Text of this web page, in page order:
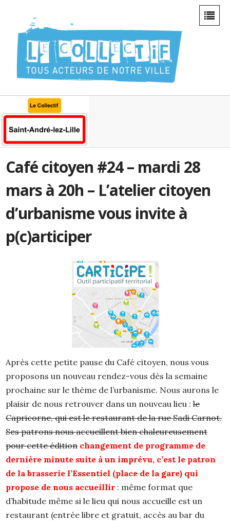
Café citoyen #24 – mardi 28
mars à 20h – L’atelier citoyen
d’urbanisme vous invite à
p(c)articiper
Après cette petite pause du Café citoyen, nous vous
proposons un nouveau rendez-vous dès la semaine
prochaine sur le thème de l’urbanisme. Nous aurons le
plaisir de nous retrouver dans un nouveau lieu : le
Capricorne, qui est le restaurant de la rue Sadi Carnot.
Ses patrons nous accueillent bien chaleureusement
pour cette édition changement de programme de
dernière minute suite à un imprévu, c’est le patron
de la brasserie l’Essentiel (place de la gare) qui
propose de nous accueillir : même format que
d’habitude même si le lieu qui nous accueille est un
restaurant (entrée libre et gratuit, accès au bar du